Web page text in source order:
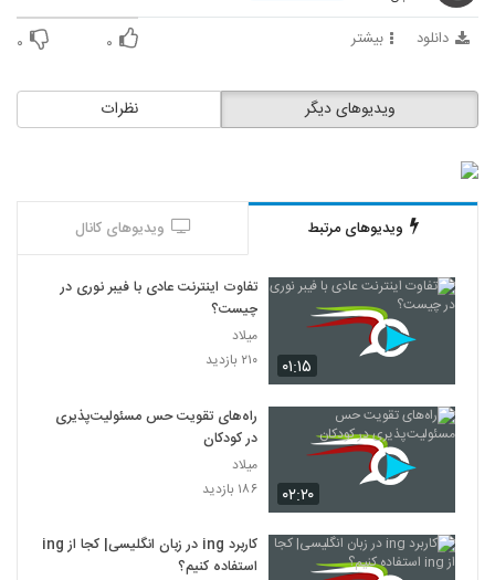
دانلود بیشتر ۰ ۰
نظرات ویدیوهای دیگر
ویدیوهای مرتبط ویدیوهای کانال
۰۱:۱۵
تفاوت اینترنت عادی با فیبر نوری در
چیست؟
میلاد
۲۱۰ بازدید
۰۲:۲۰
راه‌های تقویت حس مسئولیت‌پذیری
در کودکان
میلاد
۱۸۶ بازدید
کاربرد ing در زبان انگلیسی| کجا از ing
استفاده کنیم؟